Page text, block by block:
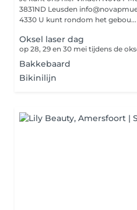
3831ND Leusden info@novapmuenlaserclinic.nl tel. 033 785
4330 U kunt rondom het gebou...
Oksel laser dag
Bakkebaard
Bikinilijn